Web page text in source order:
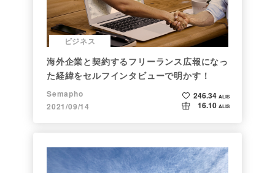
ビジネス
海外企業と契約するフリーランス広報になっ
た経緯をセルフインタビューで明かす！
Semapho
2021/09/14
246.34 ALIS
16.10 ALIS